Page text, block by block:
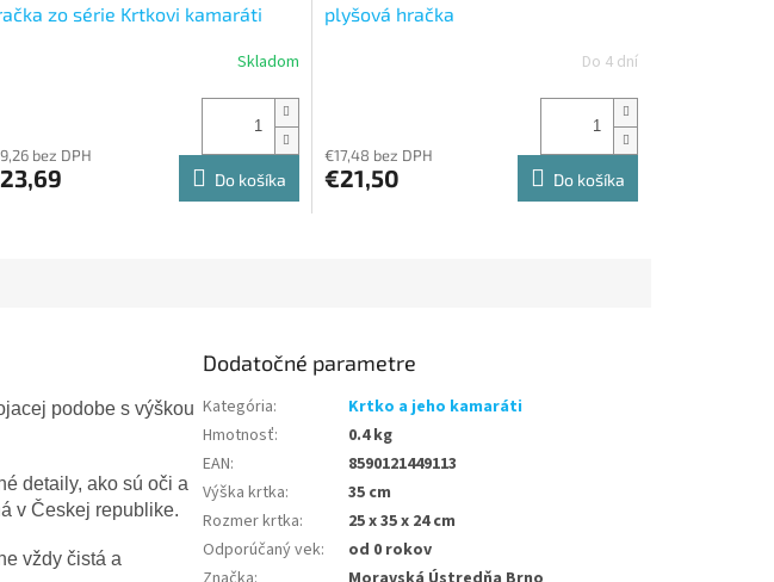
zo série Krtkovi kamaráti
Skladom
bez DPH
Do košíka
plyšová hračka
Do 4 dní
€17,48 bez DPH
€21,50 Do košíka
podobe s výškou
detaily, ako sú oči a
v Českej republike.
vždy čistá a
Dodatočné parametre
Kategória:
Krtko a jeho kamaráti
Hmotnosť:
0.4 kg
EAN:
8590121449113
Výška krtka:
35 cm
Rozmer krtka:
25 x 35 x 24 cm
Odporúčaný vek:
od 0 rokov